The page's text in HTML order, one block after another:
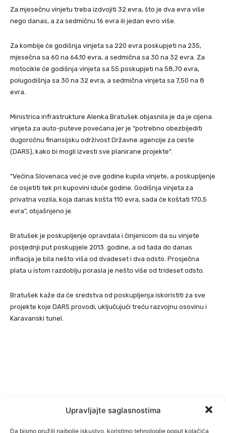
Upravljajte saglasnostima
Da bismo pružili najbolje iskustvo, koristimo tehnologije poput kolačića
Za mjesečnu vinjetu treba izdvojiti 32 evra, što je dva evra više
nego danas, a za sedmičnu 16 evra ili jedan evro više.
Za kombije će godišnja vinjeta sa 220 evra poskupjeti na 235,
mjesečna sa 60 na 64,10 evra, a sedmična sa 30 na 32 evra. Za
motocikle će godišnja vinjeta sa 55 poskupjeti na 58,70 evra,
polugodišnja sa 30 na 32 evra, a sedmična vinjeta sa 7,50 na 8
evra.
Ministrica infrastrukture Alenka Bratušek objasnila je da je cijena
vinjeta za auto-puteve povećana jer je “potrebno obezbijediti
dugoročnu finansijsku održivost Državne agencije za ceste
(DARS), kako bi mogli izvesti sve planirane projekte”.
“Većina Slovenaca već je ove godine kupila vinjete, a poskupljenje
će osjetiti tek pri kupovini iduće godine. Godišnja vinjeta za
privatna vozila, koja danas košta 110 evra, sada će koštati 170,5
evra”, objašnjeno je.
Bratušek je poskupljenje opravdala i činjenicom da su vinjete
posljednji put poskupjele 2013. godine, a od tada do danas
inflacija je bila nešto viša od dvadeset i dva odsto. Prosječna
plata u istom razdoblju porasla je nešto više od trideset odsto.
Bratušek kaže da će sredstva od poskupljenja iskoristiti za sve
projekte koje DARS provodi, uključujući treću razvojnu osovinu i
Karavanski tunel.